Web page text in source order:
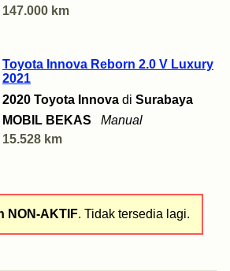
147.000 km
Toyota Innova Reborn 2.0 V Luxury
2021
2020 Toyota Innova di Surabaya
MOBIL BEKAS
Manual
15.528 km
NON-AKTIF. Tidak tersedia lagi.